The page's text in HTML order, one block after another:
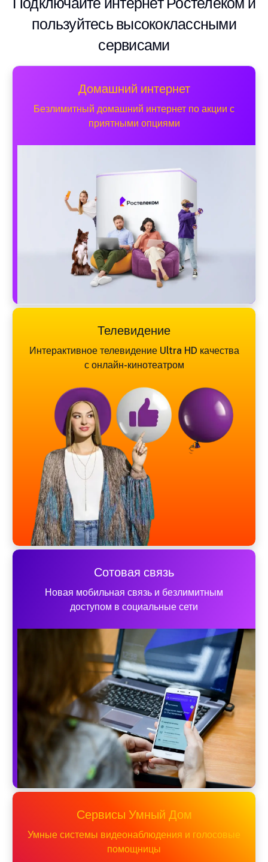
пользуйтесь высококлассными
сервисами
Домашний интернет
Безлимитный домашний интернет по акции с
приятными опциями
Телевидение
Интерактивное телевидение Ultra HD качества
с онлайн-кинотеатром
Сотовая связь
Новая мобильная связь и безлимитным
доступом в социальные сети
Сервисы Умный Дом
Умные системы видеонаблюдения и голосовые
помощницы